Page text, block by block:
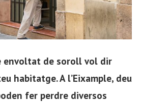
envoltat de soroll vol dir
habitatge. A l’Eixample, deu
fer perdre diversos